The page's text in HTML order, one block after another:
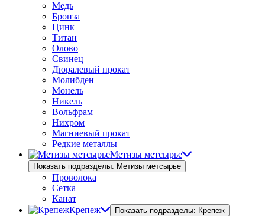
Медь
Бронза
Цинк
Титан
Олово
Свинец
Дюралевый прокат
Молибден
Монель
Никель
Вольфрам
Нихром
Магниевый прокат
Редкие металлы
Метизы метсырье
Показать подразделы: Метизы метсырье
Проволока
Сетка
Канат
Крепеж
Показать подразделы: Крепеж